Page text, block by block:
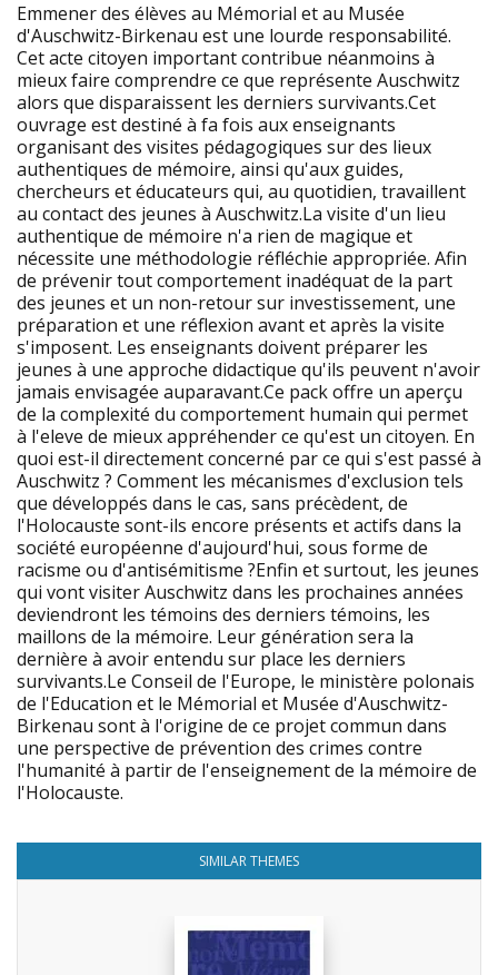
Emmener des élèves au Mémorial et au Musée
d'Auschwitz-Birkenau est une lourde responsabilité.
Cet acte citoyen important contribue néanmoins à
mieux faire comprendre ce que représente Auschwitz
alors que disparaissent les derniers survivants.Cet
ouvrage est destiné à fa fois aux enseignants
organisant des visites pédagogiques sur des lieux
authentiques de mémoire, ainsi qu'aux guides,
chercheurs et éducateurs qui, au quotidien, travaillent
au contact des jeunes à Auschwitz.La visite d'un lieu
authentique de mémoire n'a rien de magique et
nécessite une méthodologie réfléchie appropriée. Afin
de prévenir tout comportement inadéquat de la part
des jeunes et un non-retour sur investissement, une
préparation et une réflexion avant et après la visite
s'imposent. Les enseignants doivent préparer les
jeunes à une approche didactique qu'ils peuvent n'avoir
jamais envisagée auparavant.Ce pack offre un aperçu
de la complexité du comportement humain qui permet
à l'eleve de mieux appréhender ce qu'est un citoyen. En
quoi est-il directement concerné par ce qui s'est passé à
Auschwitz ? Comment les mécanismes d'exclusion tels
que développés dans le cas, sans précèdent, de
l'Holocauste sont-ils encore présents et actifs dans la
société européenne d'aujourd'hui, sous forme de
racisme ou d'antisémitisme ?Enfin et surtout, les jeunes
qui vont visiter Auschwitz dans les prochaines années
deviendront les témoins des derniers témoins, les
maillons de la mémoire. Leur génération sera la
dernière à avoir entendu sur place les derniers
survivants.Le Conseil de l'Europe, le ministère polonais
de l'Education et le Mémorial et Musée d'Auschwitz-
Birkenau sont à l'origine de ce projet commun dans
une perspective de prévention des crimes contre
l'humanité à partir de l'enseignement de la mémoire de
l'Holocauste.
SIMILAR THEMES